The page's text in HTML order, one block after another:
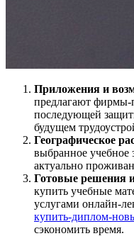
Приложения и
предлагают фирмы-
последующей
будущем
Географическое
выбранное учебное
актуально
Готовые решения
купить учебные
услугами онлайн-
купить-диплом-
сэкономить время.